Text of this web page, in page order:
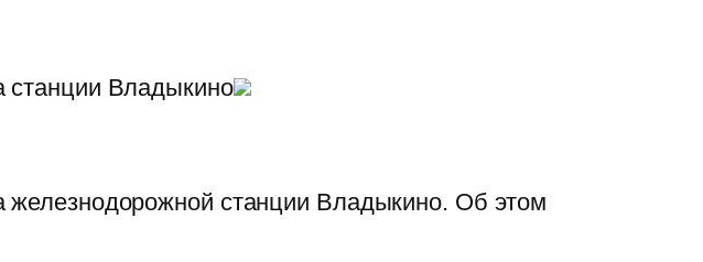
Владыкино
станции Владыкино. Об этом